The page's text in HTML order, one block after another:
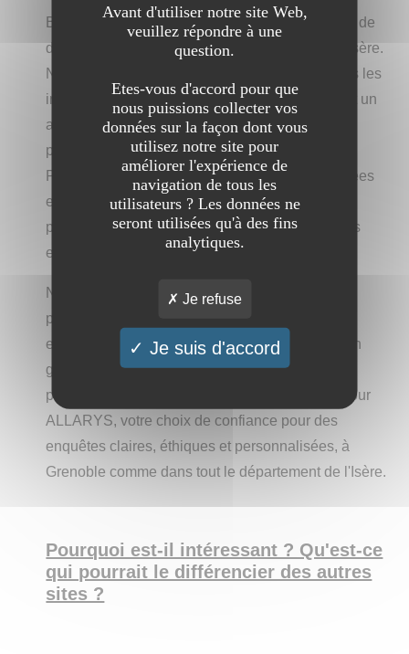
Bienvenue sur le site d'ALLARYS, votre agence de
détective privé de premier plan à Grenoble, en Isère.
Notre plateforme est dédiée à vous fournir toutes les
informations nécessaires, des conseils avisés et un
accompagnement sur mesure afin de répondre
parfaitement à vos besoins en investigations.
Plongez dans l'univers de nos activités diversifiées
et approfondissez votre connaissance de la
profession d'enquêteur de droit privé grâce à nos
explications structurées et approfondies.
Nous vous convions à explorer l'étendue et la
précision de nos services, témoignant de notre
engagement ferme à protéger vos intérêts tout en
garantissant la plus stricte confidentialité et un
professionnalisme de tous les instants. Optez pour
ALLARYS, votre choix de confiance pour des
enquêtes claires, éthiques et personnalisées, à
Grenoble comme dans tout le département de l'Isère.
Pourquoi est-il intéressant ? Qu'est-ce
qui pourrait le différencier des autres
sites ?
Avant d'utiliser notre site Web,
veuillez répondre à une
question.
Etes-vous d'accord pour que
nous puissions collecter vos
données sur la façon dont vous
utilisez notre site pour
améliorer l'expérience de
navigation de tous les
utilisateurs ? Les données ne
seront utilisées qu'à des fins
analytiques.
Je refuse
Je suis d'accord